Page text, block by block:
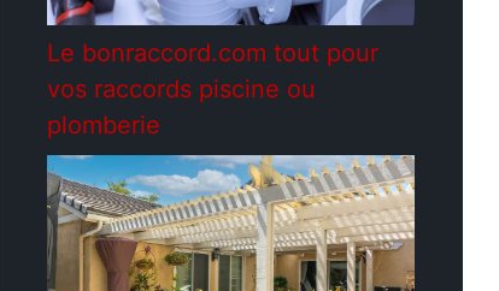
Le bonraccord.com tout pour
vos raccords piscine ou
plomberie